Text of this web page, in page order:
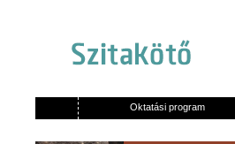
Oktatási program